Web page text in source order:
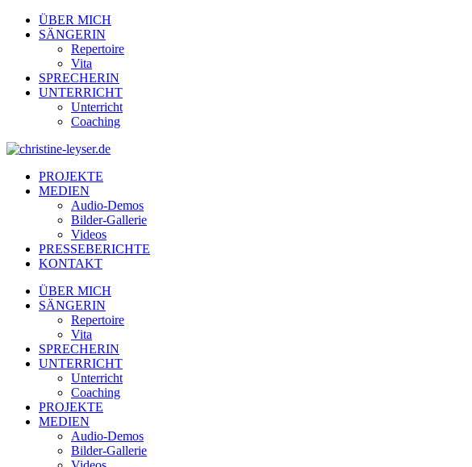
ÜBER MICH
SÄNGERIN
Repertoire
Vita
SPRECHERIN
UNTERRICHT
Unterricht
Coaching
PROJEKTE
MEDIEN
Audio-Demos
Bilder-Gallerie
Videos
PRESSEBERICHTE
KONTAKT
ÜBER MICH
SÄNGERIN
Repertoire
Vita
SPRECHERIN
UNTERRICHT
Unterricht
Coaching
PROJEKTE
MEDIEN
Audio-Demos
Bilder-Gallerie